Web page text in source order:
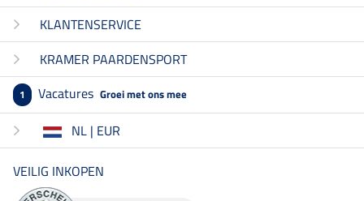
KLANTENSERVICE
KRAMER PAARDENSPORT
1 Vacatures Groei met ons mee
NL | EUR
VEILIG INKOPEN